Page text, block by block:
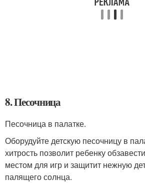
8. Песочница
Песочница в палатке.
Оборудуйте детскую песочницу в
хитрость позволит ребенку
местом для игр и защитит нежную
палящего солнца.